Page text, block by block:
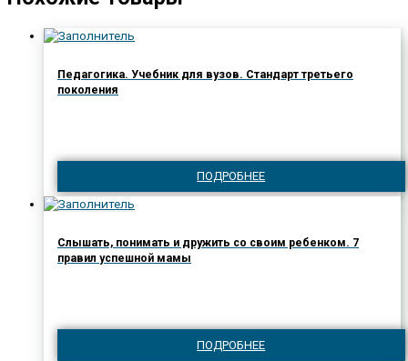
Педагогика. Учебник для вузов. Стандарт третьего
поколения
ПОДРОБНЕЕ
Слышать, понимать и дружить со своим ребенком. 7
правил успешной мамы
ПОДРОБНЕЕ